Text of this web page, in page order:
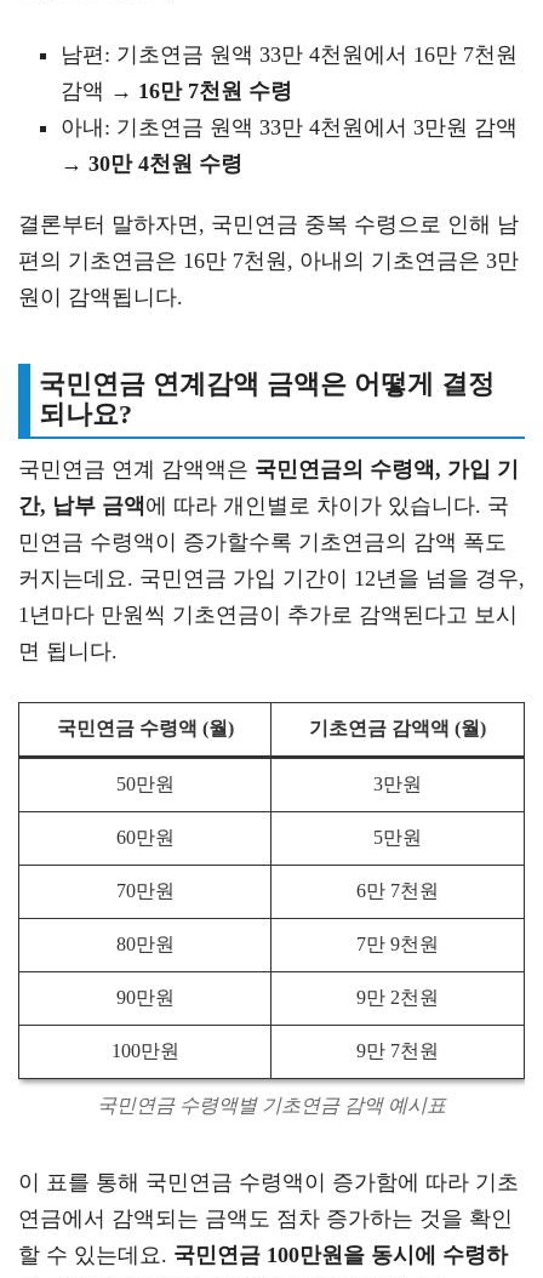
남편: 기초연금 원액 33만 4천원에서 16만 7천원
감액 → 16만 7천원 수령
아내: 기초연금 원액 33만 4천원에서 3만원 감액
→ 30만 4천원 수령
결론부터 말하자면, 국민연금 중복 수령으로 인해 남
편의 기초연금은 16만 7천원, 아내의 기초연금은 3만
원이 감액됩니다.
국민연금 연계감액 금액은 어떻게 결정
되나요?
국민연금 연계 감액액은 국민연금의 수령액, 가입 기
간, 납부 금액에 따라 개인별로 차이가 있습니다. 국
민연금 수령액이 증가할수록 기초연금의 감액 폭도
커지는데요. 국민연금 가입 기간이 12년을 넘을 경우,
1년마다 만원씩 기초연금이 추가로 감액된다고 보시
면 됩니다.
국민연금 수령액 (월) 기초연금 감액액 (월)
50만원 3만원
60만원 5만원
70만원 6만 7천원
80만원 7만 9천원
90만원 9만 2천원
100만원 9만 7천원
국민연금 수령액별 기초연금 감액 예시표
이 표를 통해 국민연금 수령액이 증가함에 따라 기초
연금에서 감액되는 금액도 점차 증가하는 것을 확인
할 수 있는데요. 국민연금 100만원을 동시에 수령하